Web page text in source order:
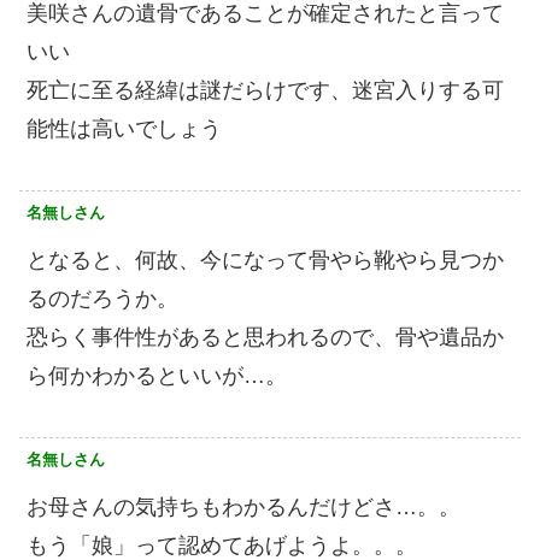
美咲さんの遺骨であることが確定されたと言って
いい
死亡に至る経緯は謎だらけです、迷宮入りする可
能性は高いでしょう
名無しさん
となると、何故、今になって骨やら靴やら見つか
るのだろうか。
恐らく事件性があると思われるので、骨や遺品か
ら何かわかるといいが…。
名無しさん
お母さんの気持ちもわかるんだけどさ…。。
もう「娘」って認めてあげようよ。。。